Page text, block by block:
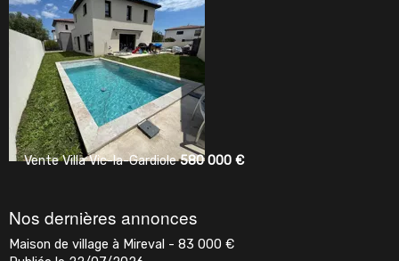
VenteVillaVic-la-Gardiole580 000 €
Nos dernières annonces
Maison de village à Mireval - 83 000 €